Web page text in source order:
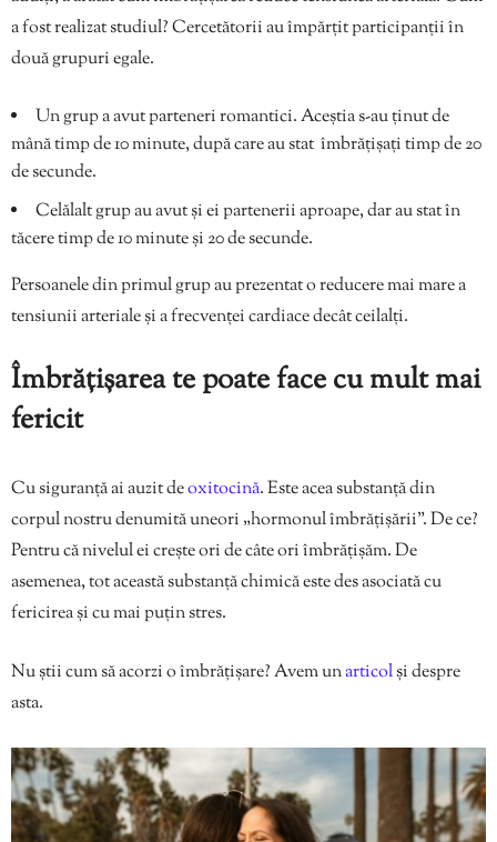
a fost realizat studiul? Cercetătorii au împărțit participanții în
două grupuri egale.
Un grup a avut parteneri romantici. Aceștia s-au ținut de
mână timp de 10 minute, după care au stat îmbrățișați timp de 20
de secunde.
Celălalt grup au avut și ei partenerii aproape, dar au stat în
tăcere timp de 10 minute și 20 de secunde.
Persoanele din primul grup au prezentat o reducere mai mare a
tensiunii arteriale și a frecvenței cardiace decât ceilalți.
Îmbrățișarea te poate face cu mult mai
fericit
Cu siguranță ai auzit deoxitocină. Este acea substanță din
corpul nostru denumită uneori „hormonul îmbrățișării”. De ce?
Pentru că nivelul ei crește ori de câte ori îmbrățișăm. De
asemenea, tot această substanță chimică este des asociată cu
fericirea și cu mai puțin stres.
Nu știi cum să acorzi o îmbrățișare? Avem unarticolși despre
asta.